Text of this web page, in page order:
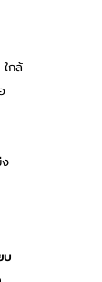
ใกล้
ง
บ